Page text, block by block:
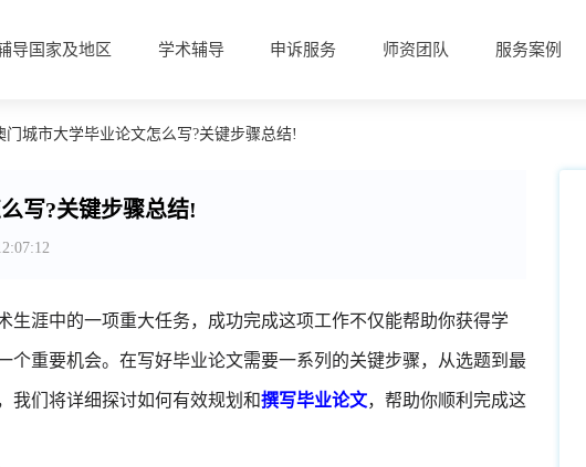
导国家及地区 学术辅导 申诉服务 师资团队 服务案例
门城市大学毕业论文怎么写?关键步骤总结!
写?关键步骤总结!
生涯中的一项重大任务，成功完成这项工作不仅能帮助你获得学
个重要机会。在写好毕业论文需要一系列的关键步骤，从选题到最
我们将详细探讨如何有效规划和撰写毕业论文，帮助你顺利完成这